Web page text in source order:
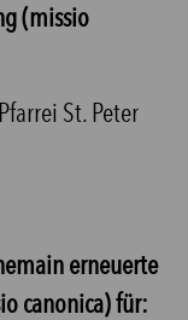
(missio
St. Peter
erneuerte
canonica) für: